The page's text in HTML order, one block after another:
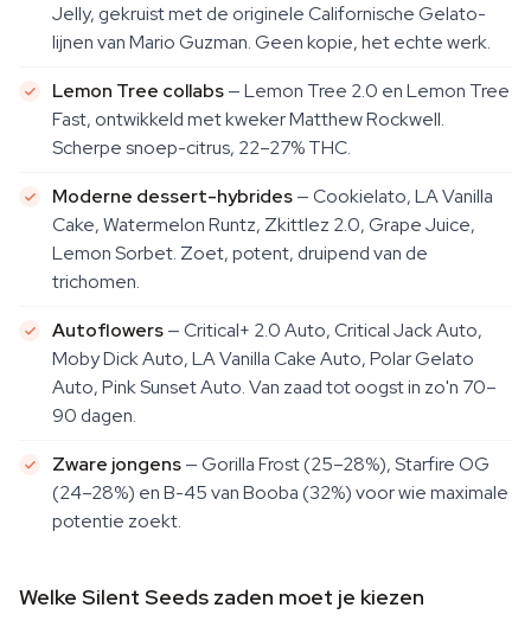
Jelly, gekruist met de originele Californische Gelato-
lijnen van Mario Guzman. Geen kopie, het echte werk.
Lemon Tree collabs— Lemon Tree 2.0 en Lemon Tree
Fast, ontwikkeld met kweker Matthew Rockwell.
Scherpe snoep-citrus, 22–27% THC.
Moderne dessert-hybrides— Cookielato, LA Vanilla
Cake, Watermelon Runtz, Zkittlez 2.0, Grape Juice,
Lemon Sorbet. Zoet, potent, druipend van de
trichomen.
Autoflowers— Critical+ 2.0 Auto, Critical Jack Auto,
Moby Dick Auto, LA Vanilla Cake Auto, Polar Gelato
Auto, Pink Sunset Auto. Van zaad tot oogst in zo'n 70–
90 dagen.
Zware jongens— Gorilla Frost (25–28%), Starfire OG
(24–28%) en B-45 van Booba (32%) voor wie maximale
potentie zoekt.
Welke Silent Seeds zaden moet je kiezen